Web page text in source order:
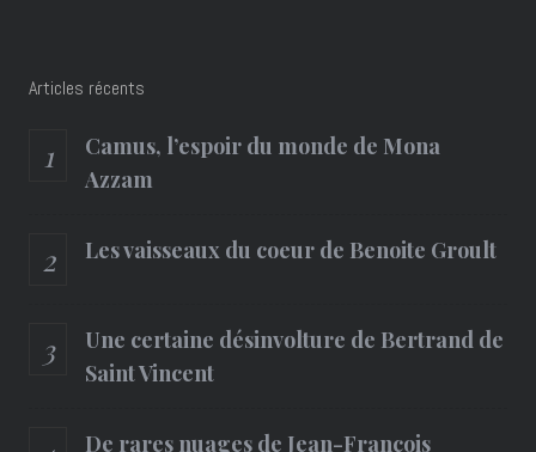
Articles récents
Camus, l’espoir du monde de Mona
Azzam
Les vaisseaux du coeur de Benoite Groult
Une certaine désinvolture de Bertrand de
Saint Vincent
De rares nuages de Jean-François